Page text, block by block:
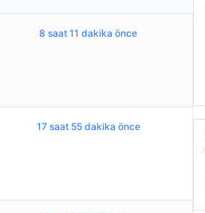
8 saat 11 dakika önce
17 saat 55 dakika önce